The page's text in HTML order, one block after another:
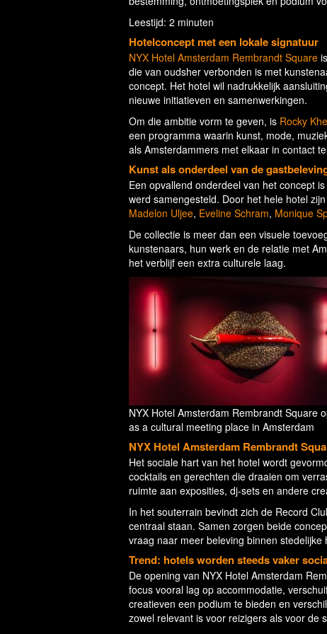
Leestijd: 2 minuten
Hotelconcept met een lokale signatuur
NYX Hotel Amsterdam Rembrandt Square
die van oudsher verbonden is met
concept. Het hotel wil nadrukkelijk
nieuwe initiatieven en samenwerkingen.
Om die ambitie vorm te geven, is Rocky
een programma waarin kunst, mode,
als Amsterdammers met elkaar in contact
Kunst als onderdeel van de
Een opvallend onderdeel van het concept
werd samengesteld. Door het hele hotel
Madelon Uljee, Eveline Schram, Monique
De collectie is meer dan een visuele
kunstenaars, hun werk en de relatie met
het verblijf een extra culturele laag.
NYX Hotel Amsterdam Rembrandt Square
as a cultural meeting place in Amsterdam
NYX Hotel Amsterdam Rembrandt
Het sociale hart van het hotel wordt
cocktails en gerechten die draaien om
ruimte aan exposities, dj-sets en andere
In het souterrain bevindt zich de Record
centraal staan. Samen zorgen beide
vraag naar meer beleving binnen stedelijke
Trend: hotels worden steeds vaker
De opening van NYX Hotel Amsterdam
focus vooral lag op accommodatie,
creatieven een podium te bieden en
zowel relevant is voor reizigers als voor de